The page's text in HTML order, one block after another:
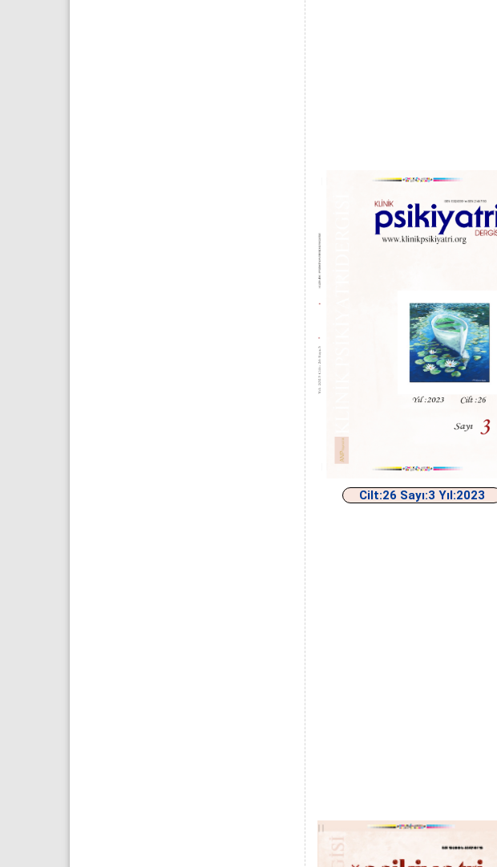
Cilt:26 Sayı:3 Yıl:2023